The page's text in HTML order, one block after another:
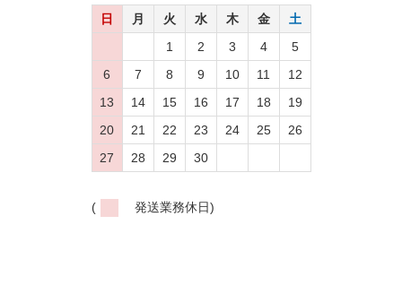
日
月 火 水 木 金
土
1
2 3 4
5
6
7 8 9 10 11
12
13
14 15 16 17 18
19
20
21 22 23 24 25
26
27
28 29 30
( 発送業務休日)